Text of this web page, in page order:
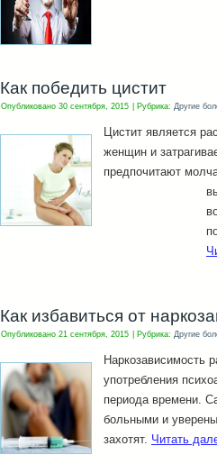
Как победить цистит
Опубликовано 30 сентября, 2015 Рубрика: Другие
Цистит является
женщин и
предпочитают
Как избавиться от
Опубликовано 21 сентября, 2015 Рубрика: Другие
Наркозависимость
употребления
периода времени.
больными и
захотят. Читать